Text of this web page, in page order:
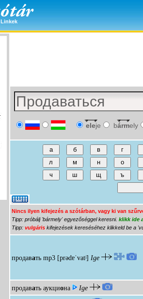
Linkek
eleje bármely
Nincs ilyen kifejezés a szótárban, vagy ki van
Tipp: próbálj 'bármely' egyezőséggel keresni. klikk ide
Tipp: vulgáris kifejezések kereséséhez klikkeld be a
продавать mp3 [prədɐˈvatʲ] Ige
продавать аукциона Ige